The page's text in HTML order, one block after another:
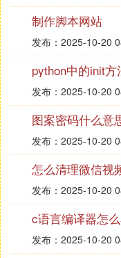
制作脚本网站
发布：2025-10-20
python中的init方
发布：2025-10-20
图案密码什么意
发布：2025-10-20
怎么清理微信视
发布：2025-10-20
c语言编译器怎
发布：2025-10-20